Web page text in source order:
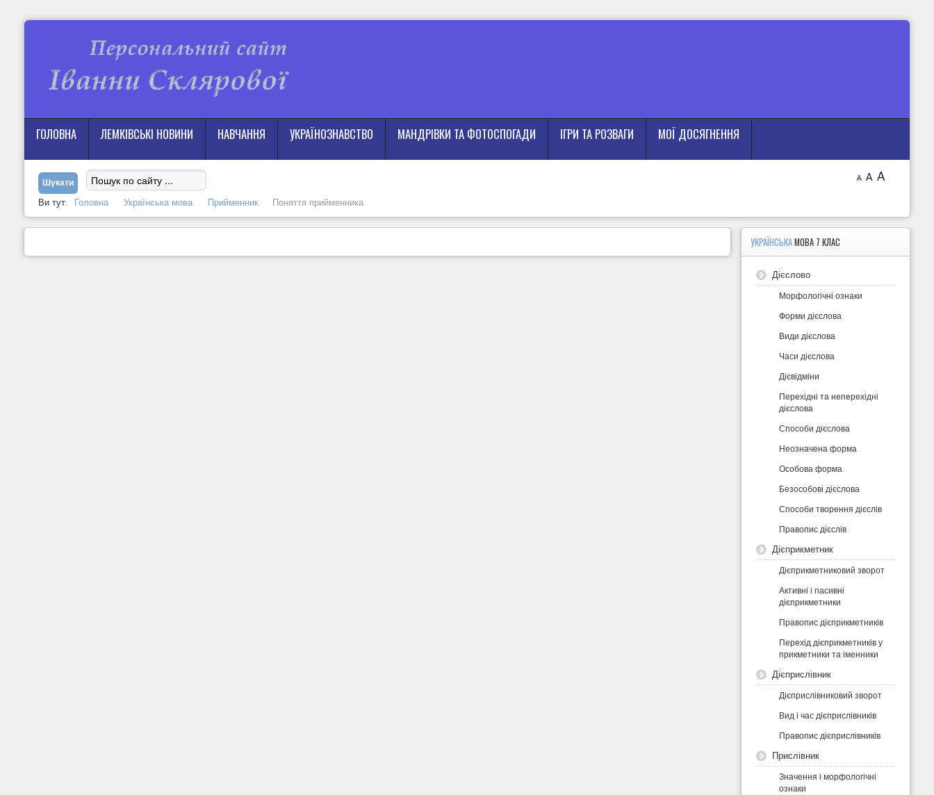
ГОЛОВНА ЛЕМКІВСЬКІ НОВИНИ НАВЧАННЯ УКРАЇНОЗНАВСТВО МАНДРІВКИ ТА ФОТОСПОГАДИ ІГРИ ТА РОЗВАГИ МОЇ ДОСЯГНЕННЯ
Ви тут: Головна Українська мова Прийменник Поняття прийменника
A A A
УКРАЇНСЬКАМОВА 7 КЛАС
Дієслово
Морфологічні ознаки
Форми дієслова
Види дієслова
Часи дієслова
Дієвідміни
Перехідні та неперехідні
дієслова
Способи дієслова
Неозначена форма
Особова форма
Безособові дієслова
Способи творення дієслів
Правопис дієслів
Дієприкметник
Дієприкметниковий зворот
Активні і пасивні
дієприкметники
Правопис дієприкметників
Перехід дієприкметників у
прикметники та іменники
Дієприслівник
Дієприслівниковий зворот
Вид і час дієприслівників
Правопис дієприслівників
Прислівник
Значення і морфологічні
ознаки